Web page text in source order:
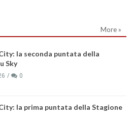
More »
la seconda puntata della
Sky
0
la prima puntata della Stagione